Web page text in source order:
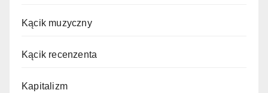
Kącik muzyczny
Kącik recenzenta
Kapitalizm